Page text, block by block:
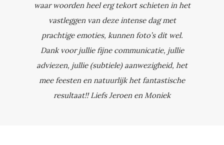
waar woorden heel erg tekort schieten in het
vastleggen van deze intense dag met
prachtige emoties, kunnen foto’s dit wel.
Dank voor jullie fijne communicatie, jullie
adviezen, jullie (subtiele) aanwezigheid, het
mee feesten en natuurlijk het fantastische
resultaat!! Liefs Jeroen en Moniek